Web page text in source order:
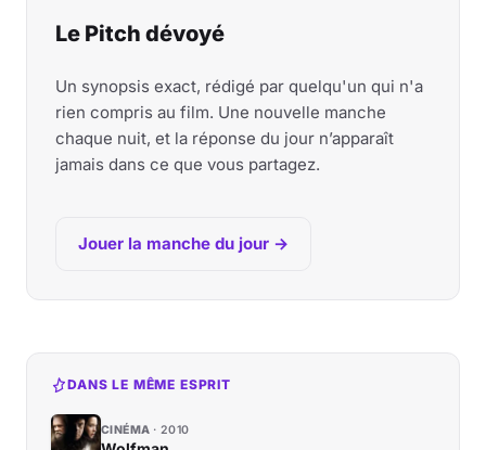
Le Pitch dévoyé
Un synopsis exact, rédigé par quelqu'un qui n'a
rien compris au film. Une nouvelle manche
chaque nuit, et la réponse du jour n’apparaît
jamais dans ce que vous partagez.
Jouer la manche du jour →
DANS LE MÊME ESPRIT
CINÉMA 2010